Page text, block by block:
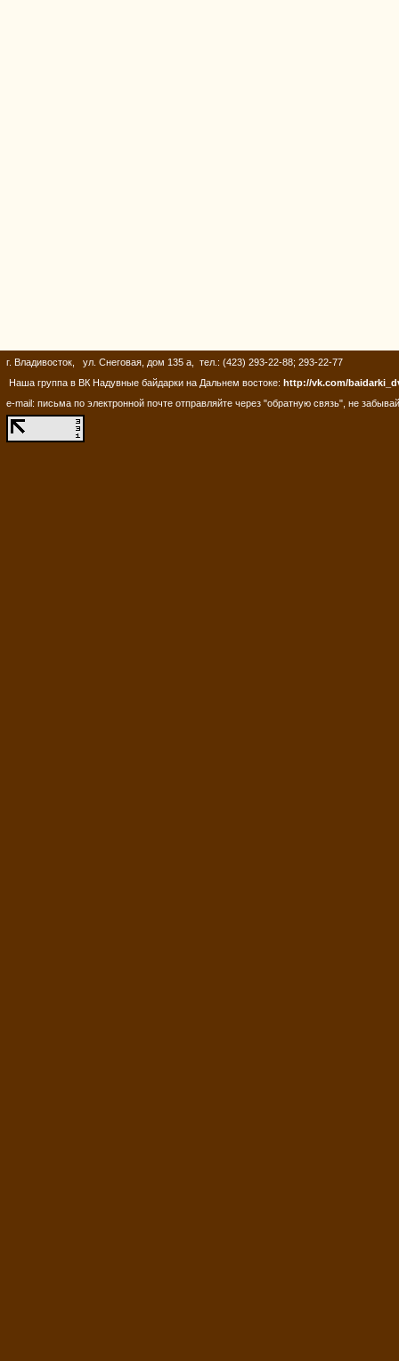
г. Владивосток, ул. Снеговая, дом 135 а, тел.: (423) 293-22-88; 293-22-77
Наша группа в ВК Надувные байдарки на Дальнем востоке: http://vk.com/
e-mail: письма по электронной почте отправляйте через "обратную связь", не